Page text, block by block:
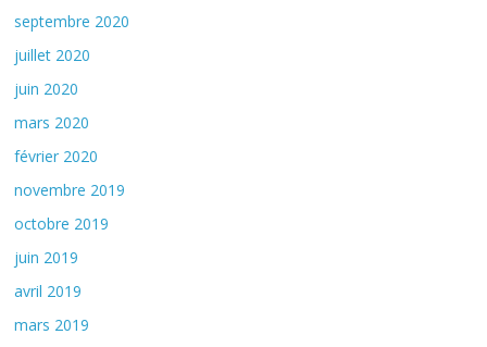
septembre 2020
juillet 2020
juin 2020
mars 2020
février 2020
novembre 2019
octobre 2019
juin 2019
avril 2019
mars 2019